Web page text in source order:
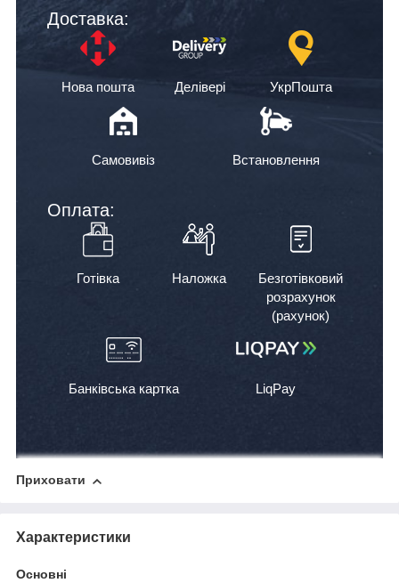
Доставка:
Нова пошта Делівері УкрПошта
Самовивіз Встановлення
Оплата:
Готівка Наложка
Безготівковий
розрахунок
(рахунок)
Банківська картка LiqPay
Приховати
Характеристики
Основні